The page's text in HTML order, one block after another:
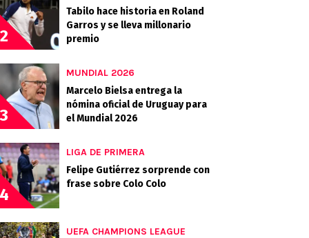
2
Tabilo hace historia en Roland
Garros y se lleva millonario
premio
3
MUNDIAL 2026
Marcelo Bielsa entrega la
nómina oficial de Uruguay para
el Mundial 2026
4
LIGA DE PRIMERA
Felipe Gutiérrez sorprende con
frase sobre Colo Colo
UEFA CHAMPIONS LEAGUE